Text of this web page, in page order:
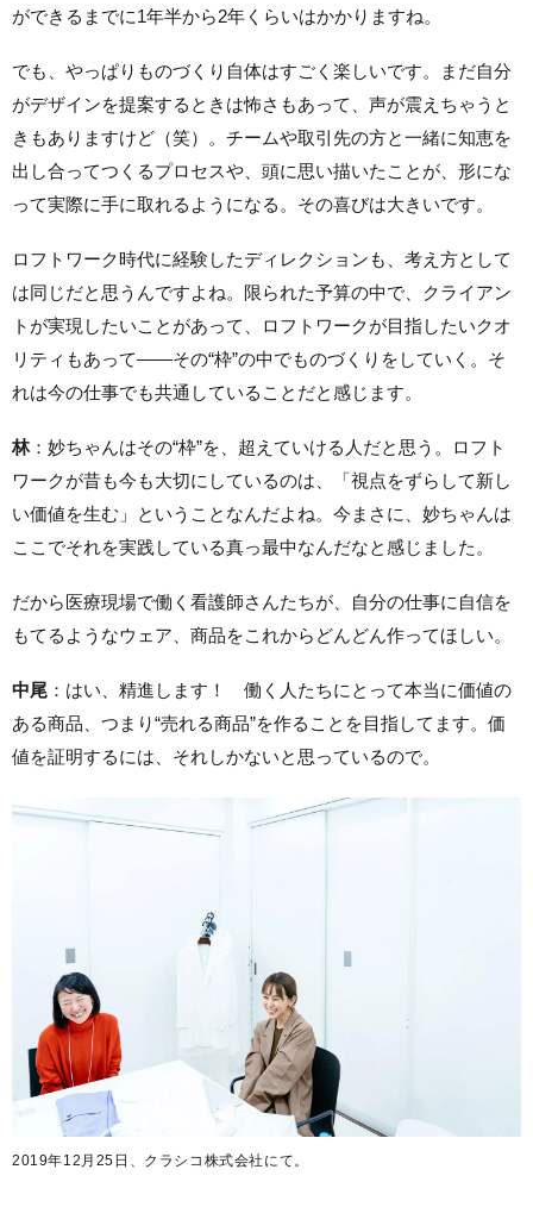
ができるまでに1年半から2年くらいはかかりますね。
でも、やっぱりものづくり自体はすごく楽しいです。まだ自分
がデザインを提案するときは怖さもあって、声が震えちゃうと
きもありますけど（笑）。チームや取引先の方と一緒に知恵を
出し合ってつくるプロセスや、頭に思い描いたことが、形にな
って実際に手に取れるようになる。その喜びは大きいです。
ロフトワーク時代に経験したディレクションも、考え方として
は同じだと思うんですよね。限られた予算の中で、クライアン
トが実現したいことがあって、ロフトワークが目指したいクオ
リティもあって——その“枠”の中でものづくりをしていく。そ
れは今の仕事でも共通していることだと感じます。
林：妙ちゃんはその“枠”を、超えていける人だと思う。ロフト
ワークが昔も今も大切にしているのは、「視点をずらして新し
い価値を生む」ということなんだよね。今まさに、妙ちゃんは
ここでそれを実践している真っ最中なんだなと感じました。
だから医療現場で働く看護師さんたちが、自分の仕事に自信を
もてるようなウェア、商品をこれからどんどん作ってほしい。
中尾 ：はい、精進します！ 働く人たちにとって本当に価値の
ある商品、つまり“売れる商品”を作ることを目指してます。価
値を証明するには、それしかないと思っているので。
2019年12月25日、クラシコ株式会社にて。